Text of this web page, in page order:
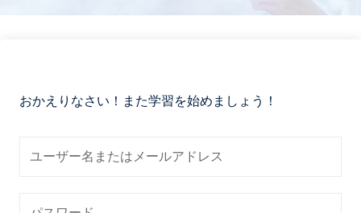
おかえりなさい！また学習を始めましょう！